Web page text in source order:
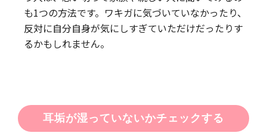
も1つの方法です。ワキガに気づいていなかったり、
反対に自分自身が気にしすぎていただけだったりす
るかもしれません。
耳垢が湿っていないかチェックする